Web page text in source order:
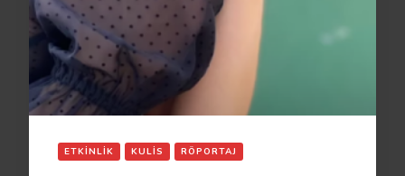
ETKINLIK KULIS RÖPORTAJ